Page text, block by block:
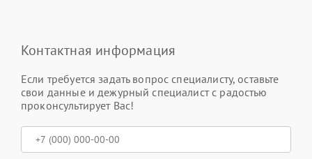
Контактная информация
Если требуется задать вопрос специалисту, оставьте
свои данные и дежурный специалист с радостью
проконсультирует Вас!